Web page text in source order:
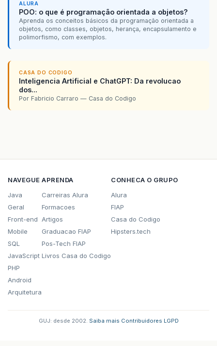
ALURA
POO: o que é programação orientada a objetos?
Aprenda os conceitos básicos da programação orientada a
objetos, como classes, objetos, herança, encapsulamento e
polimorfismo, com exemplos.
CASA DO CODIGO
Inteligencia Artificial e ChatGPT: Da revolucao
dos...
Por Fabricio Carraro — Casa do Codigo
NAVEGUE
Java
Geral
Front-end
Mobile
SQL
JavaScript
PHP
Android
Arquitetura
APRENDA
Carreiras Alura
Formacoes
Artigos
Graduacao FIAP
Pos-Tech FIAP
Livros Casa do Codigo
CONHECA O GRUPO
Alura
FIAP
Casa do Codigo
Hipsters.tech
GUJ: desde 2002. Saiba mais Contribuidores LGPD